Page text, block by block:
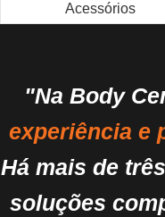
Acessórios
"Na Body
experiência e
Há mais de
soluções